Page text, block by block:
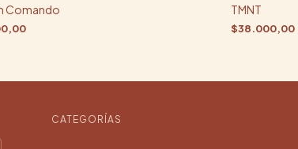
Comando TMNT
$38.000,00
CATEGORÍAS